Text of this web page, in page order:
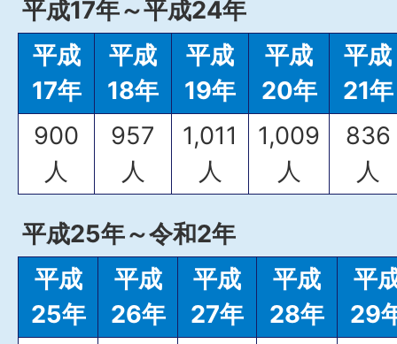
平成17年～平成24年
平成
17年
平成
18年
平成
19年
平成
20年
平成
21年
900
人
957
人
1,011
人
1,009
人
836
人
平成25年～令和2年
平成
25年
平成
26年
平成
27年
平成
28年
平
29